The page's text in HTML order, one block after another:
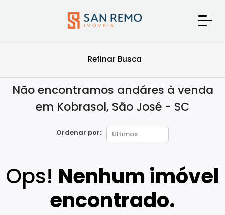
Refinar Busca
Não encontramos andáres à venda
em Kobrasol, São José - SC
Ordenar por:
Ops! Nenhum imóvel
encontrado.